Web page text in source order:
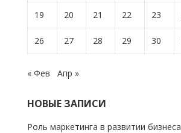
19 20 21 22 23
26 27 28 29 30
« Фев Апр »
НОВЫЕ ЗАПИСИ
Роль маркетинга в развитии бизнеса